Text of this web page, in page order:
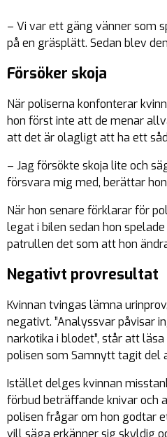
– Vi var ett gäng vänner som
på en gräsplätt. Sedan blev
Försöker skoja
När poliserna konfonterar
hon först inte att de menar
att det är olagligt att ha ett
– Jag försökte skoja lite och
försvara mig med, berättar
När hon senare förklarar för
legat i bilen sedan hon
patrullen det som att hon
Negativt provresultat
Kvinnan tvingas lämna
negativt. ”Analyssvar påvisar
narkotika i blodet”, står att
polisen som Samnytt tagit del
Istället delges kvinnan
förbud beträffande knivar och
polisen frågar om hon godtar
vill säga erkänner sig skyldig